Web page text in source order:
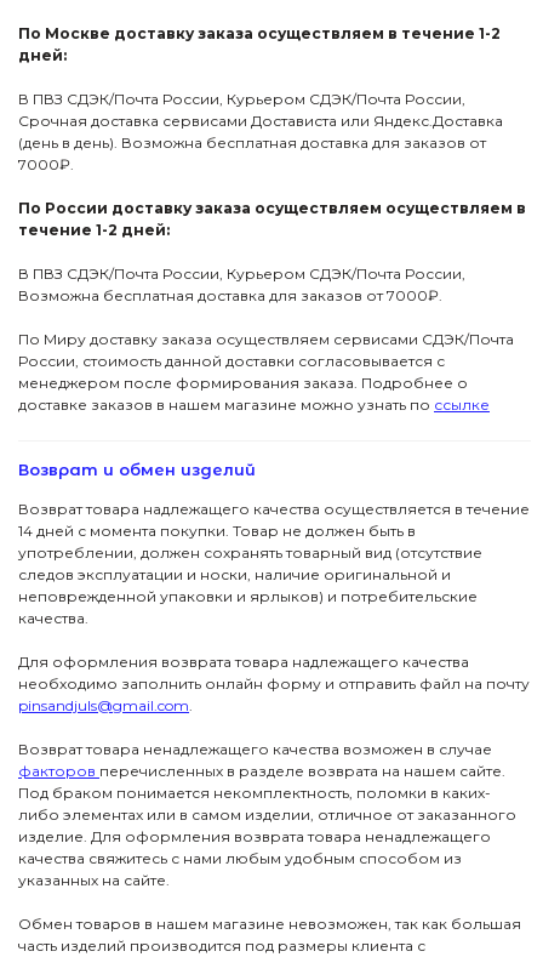
По Москве доставку заказа осуществляем в течение 1-2
дней:
В ПВЗ СДЭК/Почта России, Курьером СДЭК/Почта России,
Срочная доставка сервисами Достависта или Яндекс.Доставка
(день в день). Возможна бесплатная доставка для заказов от
7000₽.
По России доставку заказа осуществляем осуществляем в
течение 1-2 дней:
В ПВЗ СДЭК/Почта России, Курьером СДЭК/Почта России,
Возможна бесплатная доставка для заказов от 7000₽.
По Миру доставку заказа осуществляем сервисами СДЭК/Почта
России, стоимость данной доставки согласовывается с
менеджером после формирования заказа. Подробнее о
доставке заказов в нашем магазине можно узнать по ссылке
Возврат и обмен изделий
Возврат товара надлежащего качества осуществляется в течение
14 дней с момента покупки. Товар не должен быть в
употреблении, должен сохранять товарный вид (отсутствие
следов эксплуатации и носки, наличие оригинальной и
неповрежденной упаковки и ярлыков) и потребительские
качества.
Для оформления возврата товара надлежащего качества
необходимо заполнить онлайн форму и отправить файл на почту
pinsandjuls@gmail.com.
Возврат товара ненадлежащего качества возможен в случае
факторов перечисленных в разделе возврата на нашем сайте.
Под браком понимается некомплектность, поломки в каких-
либо элементах или в самом изделии, отличное от заказанного
изделие. Для оформления возврата товара ненадлежащего
качества свяжитесь с нами любым удобным способом из
указанных на сайте.
Обмен товаров в нашем магазине невозможен, так как большая
часть изделий производится под размеры клиента с
ДЖУЛСЫ
ПОДПИСКА